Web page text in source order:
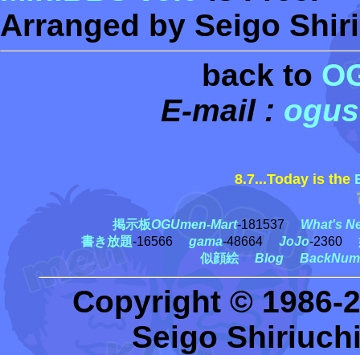
Arranged by Seigo
back to
E-mail :
8.7...Today is the
古
掲示板OGUmen-Mart-181537What's
書き放題-16566 gama-48664 JoJo-2360
似顔絵
Blog
Copyright © 1986-
Seigo